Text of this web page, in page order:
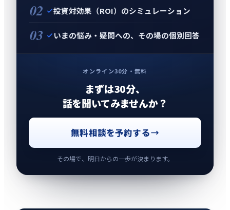
02 投資対効果（ROI）のシミュレーション
03 いまの悩み・疑問への、その場の個別回答
オンライン30分・無料
まずは30分、
話を聞いてみませんか？
無料相談を予約する
その場で、明日からの一歩が決まります。